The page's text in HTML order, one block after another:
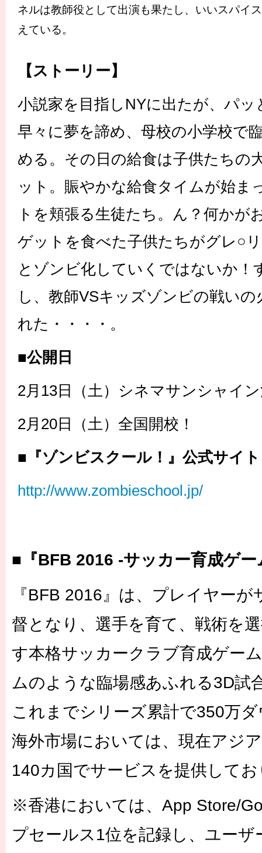
ネルは教師役として出演も果たし、いいスパイ
えている。
【ストーリー】
小説家を目指しNYに出たが、パ
早々に夢を諦め、母校の小学校で
める。その日の給食は子供たちの
ット。賑やかな給食タイムが始ま
トを頬張る生徒たち。ん？何かが
ゲットを食べた子供たちがグレ○
とゾンビ化していくではないか！
し、教師VSキッズゾンビの戦い
れた・・・・。
■公開日
2月13日（土）シネマサンシャイ
2月20日（土）全国開校！
■『ゾンビスクール！』公式サイト
http://www.zombieschool.jp/
■『BFB 2016 -サッカー育成ゲー
『BFB 2016』は、プレイヤー
督となり、選手を育て、戦術を
す本格サッカークラブ育成ゲー
ムのような臨場感あふれる3D試
これまでシリーズ累計で350万
海外市場においては、現在アジ
140カ国でサービスを提供して
※香港においては、App Store/
プセールス1位を記録し、ユーザ